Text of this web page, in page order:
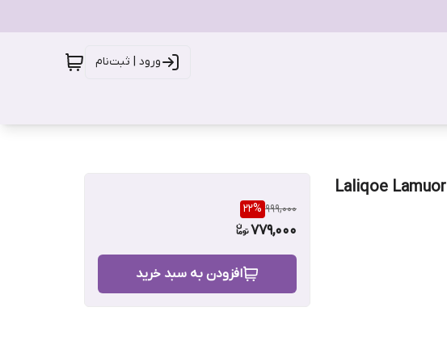
ورود | ثبت‌نام
اسپری خوشبو کننده بدن زنانه مردیت مدل Laliqoe Lamuor
999,000
22%
779,000
افزودن به سبد خرید